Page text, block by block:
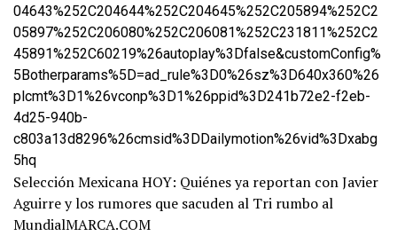
04643%252C204644%252C204645%252C205894%252C2
05897%252C206080%252C206081%252C231811%252C2
45891%252C60219%26autoplay%3Dfalse&customConfig%
5Botherparams%5D=ad_rule%3D0%26sz%3D640x360%26
plcmt%3D1%26vconp%3D1%26ppid%3D241b72e2-f2eb-
4d25-940b-
c803a13d8296%26cmsid%3DDailymotion%26vid%3Dxabg
5hq
Selección Mexicana HOY: Quiénes ya reportan con Javier
Aguirre y los rumores que sacuden al Tri rumbo al
MundialMARCA.COM